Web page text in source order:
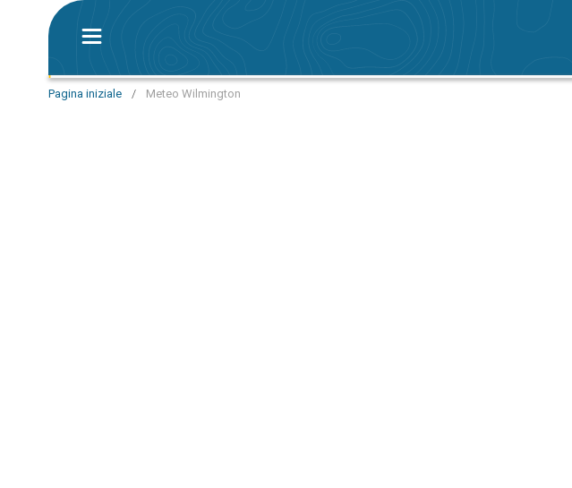
Pagina iniziale / Meteo Wilmington